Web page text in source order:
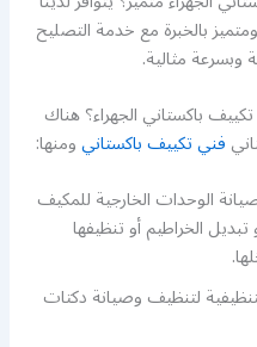
بالخبرة مع خدمة التصليح
وبسرعة مثالية.
باكستاني الجهراء؟ هناك
فني تكييف باكستانيومنها:
الوحدات الخارجية للمكيف
الخراطيم أو تنظيفها
لتنظيف وصيانة دكتات